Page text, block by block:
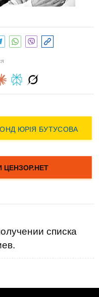
списка